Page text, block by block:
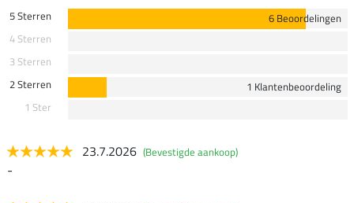
5 Sterren
6 Beoordelingen
4 Sterren
3 Sterren
2 Sterren
1 Klantenbeoordeling
1 Ster
23.7.2026 (Bevestigde aankoop)
-